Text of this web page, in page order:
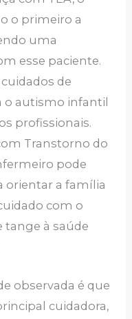
o primeiro a
uma
esse paciente.
de
autismo infantil
profissionais.
Transtorno do
pode
orientar a família
com o
tange à saúde
observada é que
cuidadora,